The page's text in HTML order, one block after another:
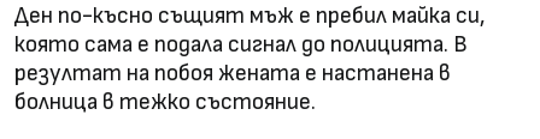
Ден по-късно същият мъж е пребил майка си,
която сама е подала сигнал до полицията. В
резултат на побоя жената е настанена в
болница в тежко състояние.